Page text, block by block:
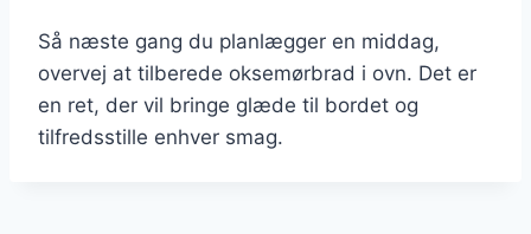
Så næste gang du planlægger en middag,
overvej at tilberede oksemørbrad i ovn. Det er
en ret, der vil bringe glæde til bordet og
tilfredsstille enhver smag.